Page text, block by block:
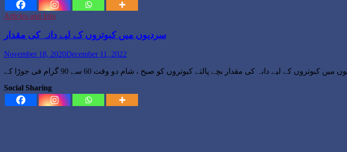
Articles and Info
سردیوں میں کبوتروں کے لیے دانہ کی مقدار
November 18, 2020December 11, 2022
Social Sharing